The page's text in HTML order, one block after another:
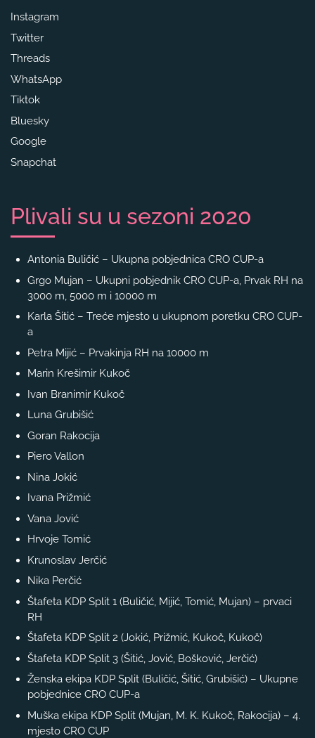
Instagram
Twitter
Threads
WhatsApp
Tiktok
Bluesky
Google
Snapchat
Plivali su u sezoni 2020
Antonia Buličić – Ukupna pobjednica CRO CUP-a
Grgo Mujan – Ukupni pobjednik CRO CUP-a, Prvak RH na
3000 m, 5000 m i 10000 m
Karla Šitić – Treće mjesto u ukupnom poretku CRO CUP-
a
Petra Mijić – Prvakinja RH na 10000 m
Marin Krešimir Kukoč
Ivan Branimir Kukoč
Luna Grubišić
Goran Rakocija
Piero Vallon
Nina Jokić
Ivana Prižmić
Vana Jović
Hrvoje Tomić
Krunoslav Jerčić
Nika Perčić
Štafeta KDP Split 1 (Buličić, Mijić, Tomić, Mujan) – prvaci
RH
Štafeta KDP Split 2 (Jokić, Prižmić, Kukoč, Kukoč)
Štafeta KDP Split 3 (Šitić, Jović, Bošković, Jerčić)
Ženska ekipa KDP Split (Buličić, Šitić, Grubišić) – Ukupne
pobjednice CRO CUP-a
Muška ekipa KDP Split (Mujan, M. K. Kukoč, Rakocija) – 4.
mjesto CRO CUP